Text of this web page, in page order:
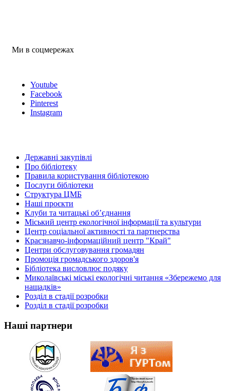
Ми в соцмережах
Youtube
Facebook
Pinterest
Instagram
Державні закупівлі
Про бібліотеку
Правила користування бібліотекою
Послуги бібліотеки
Структура ЦМБ
Наші проєкти
Клуби та читацькі об’єднання
Міський центр екологічної інформації та культури
Центр соціальної активності та партнерства
Краєзнавчо-інформаційний центр "Край"
Центри обслуговування громадян
Промоція громадського здоров'я
Бібліотека висловлює подяку
Миколаївські міські екологічні читання «Збережемо для
нащадків»
Розділ в стадії розробки
Розділ в стадії розробки
Наші партнери